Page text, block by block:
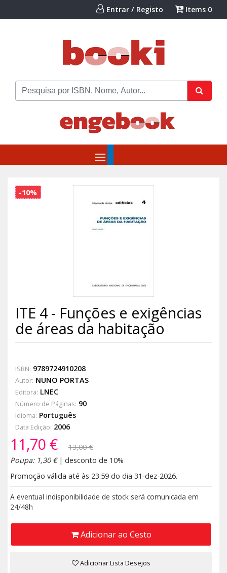
Entrar / Registo Items 0
-10%
ITE 4 - Funções e exigências
de áreas da habitação
ISBN: 9789724910208
Autor: NUNO PORTAS
Editora: LNEC
Número de Páginas: 90
Idioma: Português
Data Edição: 2006
11,70 €
13,00 €
Poupa: 1,30 €| desconto de 10%
Promoção válida até às 23:59 do dia 31-dez-2026.
A eventual indisponibilidade de stock será comunicada em
24/48h
Adicionar ao Cesto
Adicionar Lista Desejos